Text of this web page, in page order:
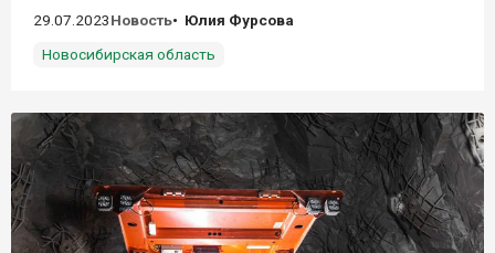
29.07.2023Новость
Юлия Фурсова
Новосибирская область